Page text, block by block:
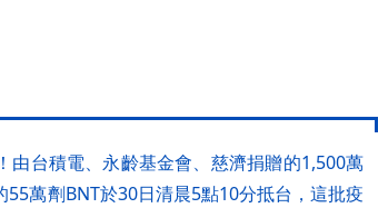
由台積電、永齡基金會、慈濟捐贈的1,500萬
萬劑BNT於30日清晨5點10分抵台，這批疫